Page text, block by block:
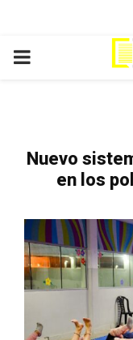
PRIMARY
Nuevo
en los